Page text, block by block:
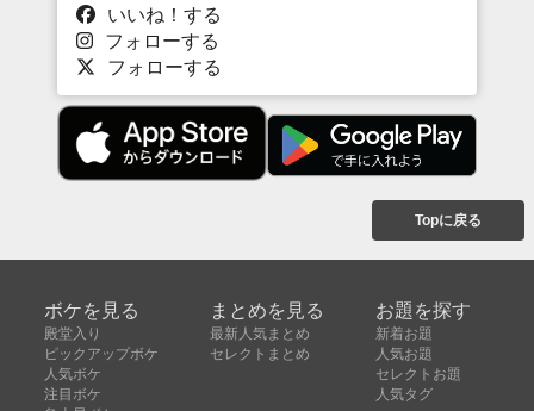
いいね！する
フォローする
フォローする
Topに戻る
ボケを見る
殿堂入り
ピックアップボケ
人気ボケ
注目ボケ
まとめを見る
最新人気まとめ
セレクトまとめ
お題を探す
新着お題
人気お題
セレクトお題
人気タグ